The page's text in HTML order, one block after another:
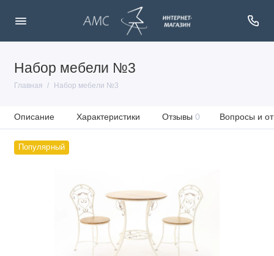
Набор мебели №3
Главная Набор мебели №3
Описание Характеристики Отзывы 0 Вопросы и
Популярный